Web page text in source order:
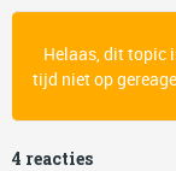
Helaas, dit topic
tijd niet op
4 reacties